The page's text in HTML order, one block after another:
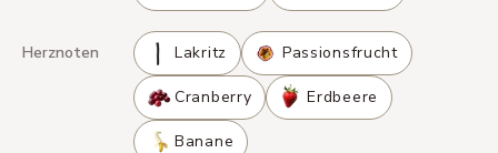
Herznoten Lakritz Passionsfrucht
Cranberry Erdbeere
Banane